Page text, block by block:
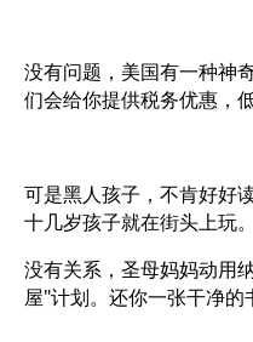
没有问题，美国有一种神
们会给你提供税务优惠，
可是黑人孩子，不肯好好
十几岁孩子就在街头上玩。
没有关系，圣母妈妈动用
屋"计划。还你一张干净的